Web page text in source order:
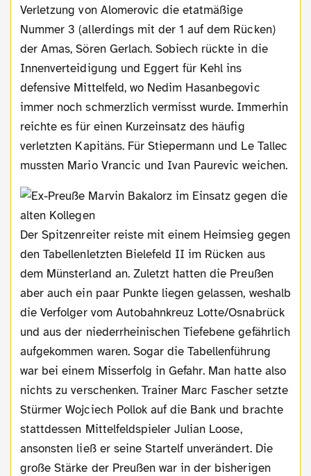
Verletzung von Alomerovic die etatmäßige
Nummer 3 (allerdings mit der 1 auf dem Rücken)
der Amas, Sören Gerlach. Sobiech rückte in die
Innenverteidigung und Eggert für Kehl ins
defensive Mittelfeld, wo Nedim Hasanbegovic
immer noch schmerzlich vermisst wurde. Immerhin
reichte es für einen Kurzeinsatz des häufig
verletzten Kapitäns. Für Stiepermann und Le Tallec
mussten Mario Vrancic und Ivan Paurevic weichen.
Der Spitzenreiter reiste mit einem Heimsieg gegen
den Tabellenletzten Bielefeld II im Rücken aus
dem Münsterland an. Zuletzt hatten die Preußen
aber auch ein paar Punkte liegen gelassen, weshalb
die Verfolger vom Autobahnkreuz Lotte/Osnabrück
und aus der niederrheinischen Tiefebene gefährlich
aufgekommen waren. Sogar die Tabellenführung
war bei einem Misserfolg in Gefahr. Man hatte also
nichts zu verschenken. Trainer Marc Fascher setzte
Stürmer Wojciech Pollok auf die Bank und brachte
stattdessen Mittelfeldspieler Julian Loose,
ansonsten ließ er seine Startelf unverändert. Die
große Stärke der Preußen war in der bisherigen